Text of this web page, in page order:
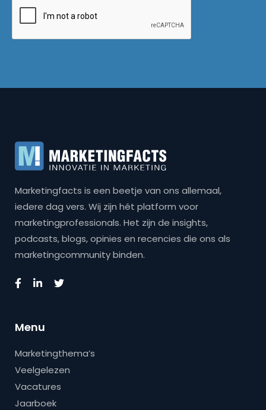
Marketingfacts is een beetje van ons allemaal,
iedere dag vers. Wij zijn hét platform voor
marketingprofessionals. Het zijn de insights,
podcasts, blogs, opinies en recencies die ons als
marketingcommunity binden.
Menu
Marketingthema’s
Veelgelezen
Vacatures
Jaarboek